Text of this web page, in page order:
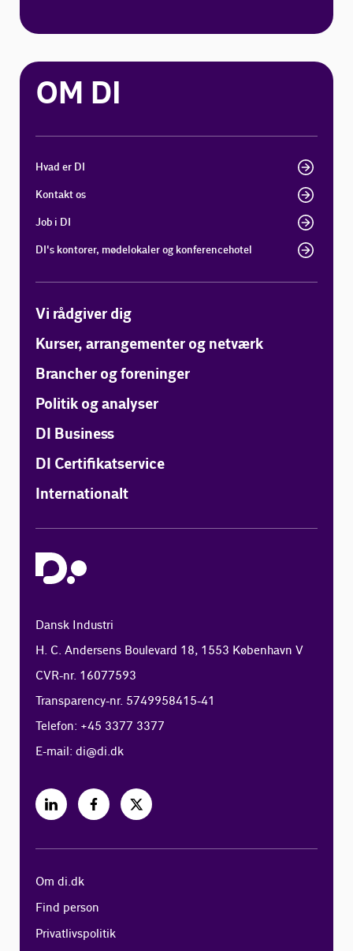
OM DI
Hvad er DI
Kontakt os
Job i DI
DI's kontorer, mødelokaler og konferencehotel
Vi rådgiver dig
Kurser, arrangementer og netværk
Brancher og foreninger
Politik og analyser
DI Business
DI Certifikatservice
Internationalt
Dansk Industri
H. C. Andersens Boulevard 18, 1553 København V
CVR-nr. 16077593
Transparency-nr. 5749958415-41
Telefon: +45 3377 3377
E-mail:di@di.dk
Om di.dk
Find person
Privatlivspolitik